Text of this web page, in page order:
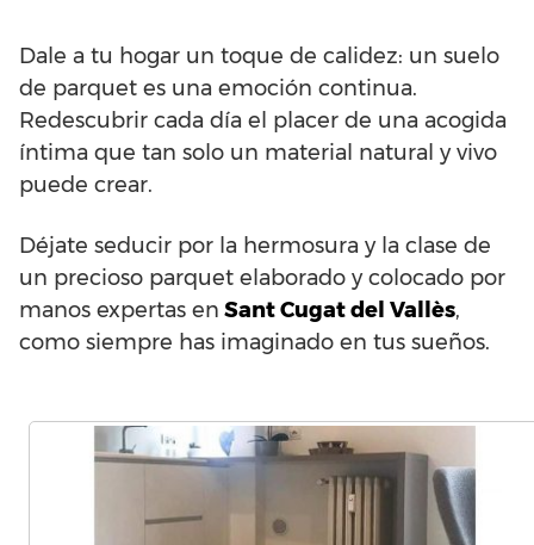
Dale a tu hogar un toque de calidez: un suelo
de parquet es una emoción continua.
Redescubrir cada día el placer de una acogida
íntima que tan solo un material natural y vivo
puede crear.
Déjate seducir por la hermosura y la clase de
un precioso parquet elaborado y colocado por
manos expertas en Sant Cugat del Vallès,
como siempre has imaginado en tus sueños.